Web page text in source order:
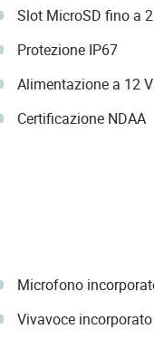
Slot MicroSD fino a
Protezione IP67
Alimentazione a 12
Certificazione NDAA
Microfono
Vivavoce